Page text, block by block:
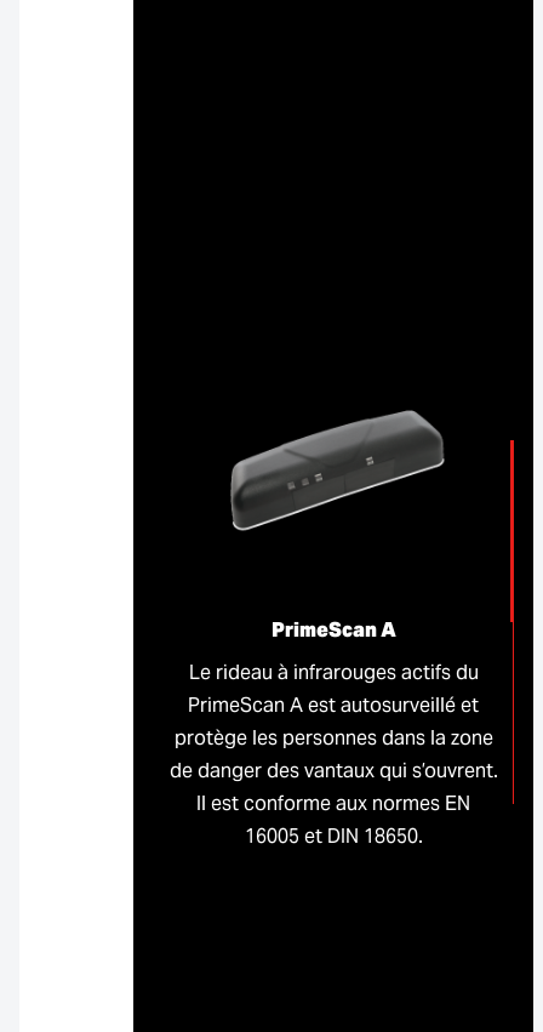
PrimeScan A
Le rideau à infrarouges actifs du
PrimeScan A est autosurveillé et
protège les personnes dans la zone
de danger des vantaux qui s’ouvrent.
Il est conforme aux normes EN
16005 et DIN 18650.